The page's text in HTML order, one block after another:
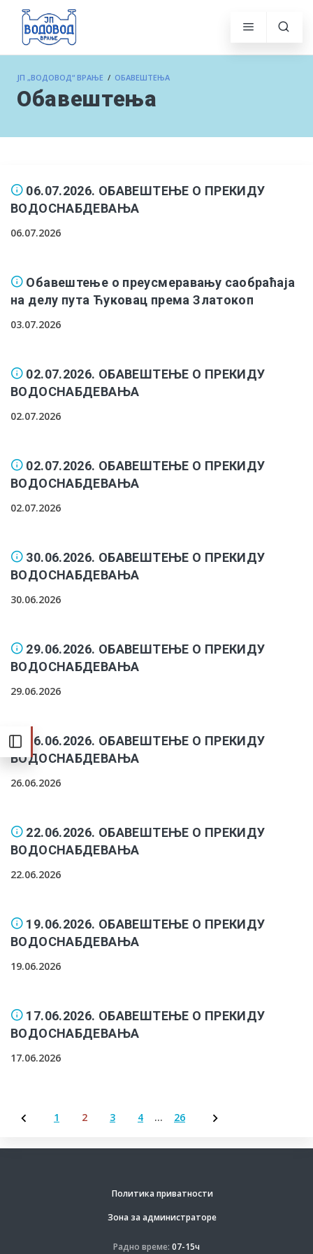
ЈП „ВОДОВОД“ ВРАЊЕ / ОБАВЕШТЕЊА
Обавештења
06.07.2026. ОБАВЕШТЕЊЕ О ПРЕКИДУ
ВОДОСНАБДЕВАЊА
06.07.2026
Обавештење о преусмеравању саобраћаја
на делу пута Ћуковац према Златокоп
03.07.2026
02.07.2026. ОБАВЕШТЕЊЕ О ПРЕКИДУ
ВОДОСНАБДЕВАЊА
02.07.2026
02.07.2026. ОБАВЕШТЕЊЕ О ПРЕКИДУ
ВОДОСНАБДЕВАЊА
02.07.2026
30.06.2026. ОБАВЕШТЕЊЕ О ПРЕКИДУ
ВОДОСНАБДЕВАЊА
30.06.2026
29.06.2026. ОБАВЕШТЕЊЕ О ПРЕКИДУ
ВОДОСНАБДЕВАЊА
29.06.2026
26.06.2026. ОБАВЕШТЕЊЕ О ПРЕКИДУ
ВОДОСНАБДЕВАЊА
26.06.2026
22.06.2026. ОБАВЕШТЕЊЕ О ПРЕКИДУ
ВОДОСНАБДЕВАЊА
22.06.2026
19.06.2026. ОБАВЕШТЕЊЕ О ПРЕКИДУ
ВОДОСНАБДЕВАЊА
19.06.2026
17.06.2026. ОБАВЕШТЕЊЕ О ПРЕКИДУ
ВОДОСНАБДЕВАЊА
17.06.2026
Пагинација
1 2 3 4 … 26
Политика приватности
Зона за администраторе
Радно време: 07-15ч